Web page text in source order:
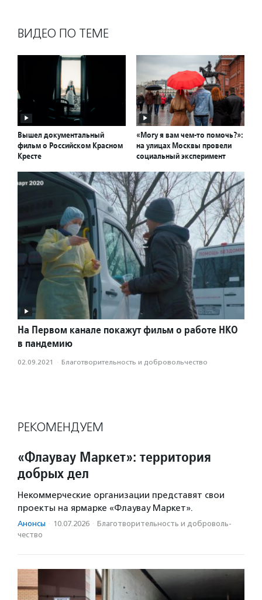
ВИДЕО ПО ТЕМЕ
Вышел документальный
фильм о Российском Красном
Кресте
«Могу я вам чем-то помочь?»:
на улицах Москвы провели
социальный эксперимент
На Первом канале покажут фильм о работе НКО
в пандемию
02.09.2021 · Благотвори­тель­ность и доброволь­чест­во
РЕКОМЕНДУЕМ
«Флаувау Маркет»: территория
добрых дел
Некоммерческие организации представят свои
проекты на ярмарке «Флаувау Маркет».
Анонсы · 10.07.2026 · Благотвори­тель­ность и доброволь­
чест­во